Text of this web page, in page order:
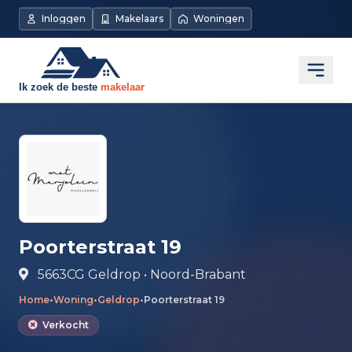
Direct naar de inhoud
Inloggen Makelaars Woningen
Poorterstraat 19
5663CG Geldrop • Noord-Brabant
Home•Woning•Geldrop•Poorterstraat 19
Verkocht